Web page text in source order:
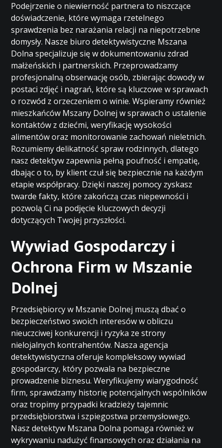
Podejrzenie o niewierność partnera to niszczące
doświadczenie, które wymaga rzetelnego
sprawdzenia bez narażania relacji na niepotrzebne
domysły. Nasze biuro detektywistyczne Mszana
Dolna specjalizuje się w dokumentowaniu zdrad
małżeńskich i partnerskich. Przeprowadzamy
profesjonalną obserwację osób, zbierając dowody w
postaci zdjęć i nagrań, które są kluczowe w sprawach
o rozwód z orzeczeniem o winie. Wspieramy również
mieszkańców Mszany Dolnej w sprawach o ustalenie
kontaktów z dziećmi, weryfikację wysokości
alimentów oraz monitorowanie zachowań nieletnich.
Rozumiemy delikatność spraw rodzinnych, dlatego
nasz detektyw zapewnia pełną poufność i empatię,
dbając o to, by klient czuł się bezpiecznie na każdym
etapie współpracy. Dzięki naszej pomocy zyskasz
twarde fakty, które zakończą czas niepewności i
pozwolą Ci na podjęcie kluczowych decyzji
dotyczących Twojej przyszłości.
Wywiad Gospodarczy i
Ochrona Firm w Mszanie
Dolnej
Przedsiębiorcy w Mszanie Dolnej muszą dbać o
bezpieczeństwo swoich interesów w obliczu
nieuczciwej konkurencji i ryzyka ze strony
nielojalnych kontrahentów. Nasza agencja
detektywistyczna oferuje kompleksowy wywiad
gospodarczy, który pozwala na bezpieczne
prowadzenie biznesu. Weryfikujemy wiarygodność
firm, sprawdzamy historię potencjalnych wspólników
oraz tropimy przypadki kradzieży tajemnic
przedsiębiorstwa i szpiegostwa przemysłowego.
Nasz detektyw Mszana Dolna pomaga również w
wykrywaniu nadużyć finansowych oraz działania na